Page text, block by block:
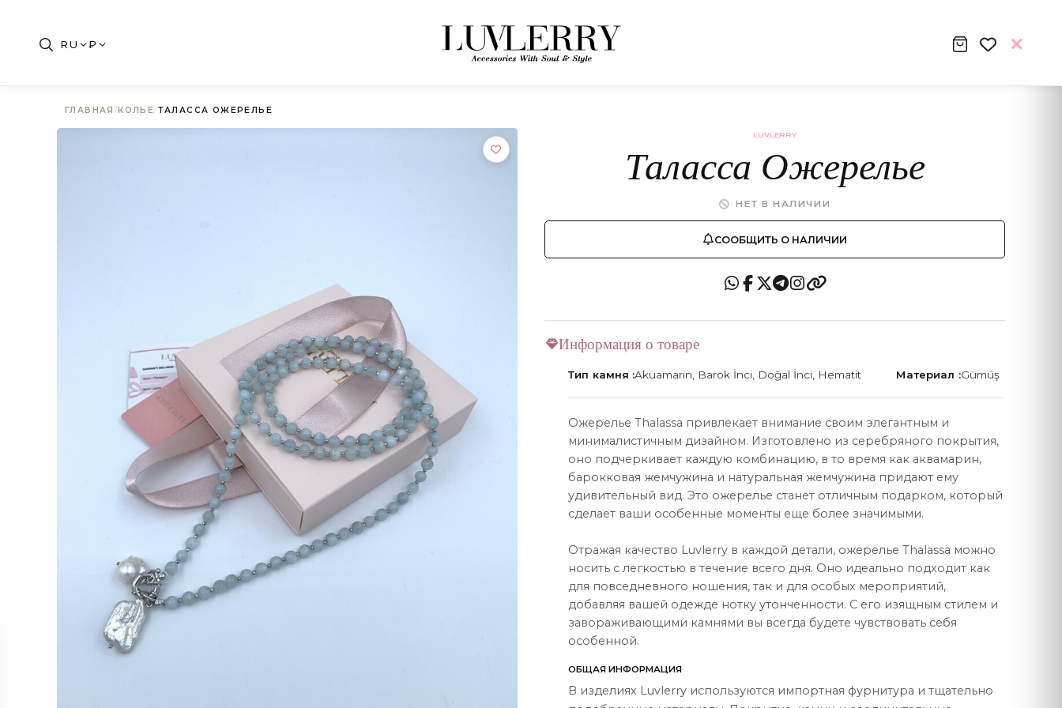
Присоединяйтесь к миру Luvlerry
Узнавайте первыми о новинках и акциях.
ОБСЛУЖИВАНИЕ
Связаться с нами
Возврат и отмена
Точки продаж
КОЛЛЕКЦИЯ
Колье
Серьги
Кольца
О НАС
О нас
Instagram
WhatsApp
ПРАВОВАЯ
Договор продажи
Защита данных
Политика cookie
RU ₽
ГЛАВНАЯ /КОЛЬЕ/ТАЛАССА ОЖЕРЕЛЬЕ
LUVLERRY
Таласса Ожерелье
НЕТ В НАЛИЧИИ
СООБЩИТЬ О НАЛИЧИИ
Информация о товаре
Тип камня :Akuamarin, Barok İnci, Doğal İnci, Hematit Материал :Gümüş
Ожерелье Thalassa привлекает внимание своим элегантным и
минималистичным дизайном. Изготовлено из серебряного покрытия,
оно подчеркивает каждую комбинацию, в то время как аквамарин,
барокковая жемчужина и натуральная жемчужина придают ему
удивительный вид. Это ожерелье станет отличным подарком, который
сделает ваши особенные моменты еще более значимыми.
Отражая качество Luvlerry в каждой детали, ожерелье Thalassa можно
носить с легкостью в течение всего дня. Оно идеально подходит как
для повседневного ношения, так и для особых мероприятий,
добавляя вашей одежде нотку утонченности. С его изящным стилем и
завораживающими камнями вы всегда будете чувствовать себя
особенной.
ОБЩАЯ ИНФОРМАЦИЯ
В изделиях Luvlerry используются импортная фурнитура и тщательно